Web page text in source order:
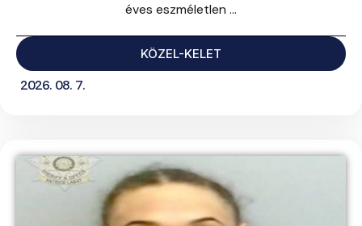
éves eszméletlen ...
KÖZEL-KELET
2026. 08. 7.